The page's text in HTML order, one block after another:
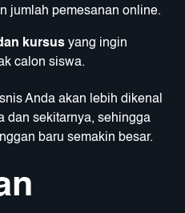
jumlah pemesanan online.
kursus yang ingin
calon siswa.
Anda akan lebih dikenal
dan sekitarnya, sehingga
baru semakin besar.